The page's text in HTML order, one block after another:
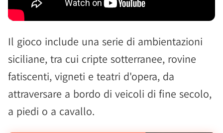
Il gioco include una serie di ambientazioni
siciliane, tra cui cripte sotterranee, rovine
fatiscenti, vigneti e teatri d'opera, da
attraversare a bordo di veicoli di fine secolo,
a piedi o a cavallo.